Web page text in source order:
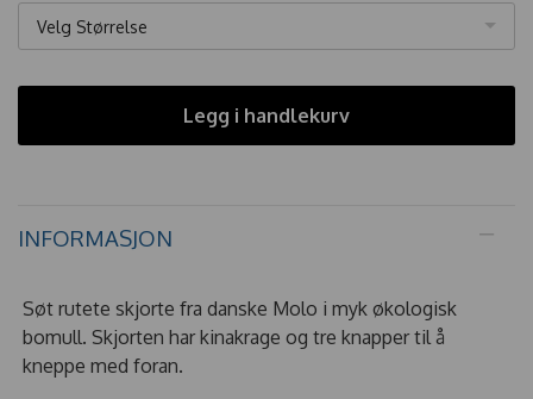
Velg Størrelse
Legg i handlekurv
INFORMASJON
Søt rutete skjorte fra danske Molo i myk økologisk
bomull. Skjorten har kinakrage og tre knapper til å
kneppe med foran.